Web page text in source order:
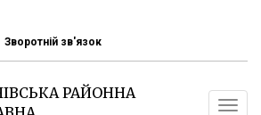
Зворотній зв'язок
РАЙОННА
Toggle